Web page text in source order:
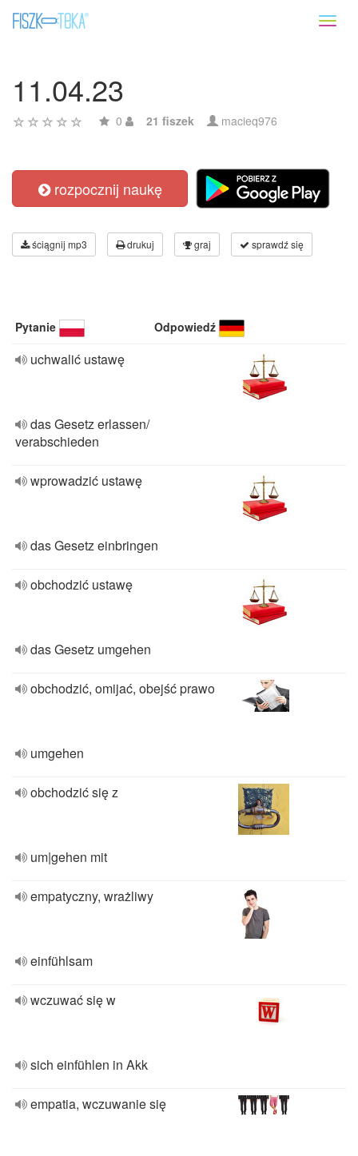
11.04.23
0 21 fiszek macieq976
rozpocznij naukę
ściągnij mp3 drukuj graj sprawdź się
Pytanie Odpowiedź
uchwalić ustawę
das Gesetz erlassen/
verabschieden
wprowadzić ustawę
das Gesetz einbringen
obchodzić ustawę
das Gesetz umgehen
obchodzić, omijać, obejść prawo
umgehen
obchodzić się z
um|gehen mit
empatyczny, wrażliwy
einfühlsam
wczuwać się w
sich einfühlen in Akk
empatia, wczuwanie się